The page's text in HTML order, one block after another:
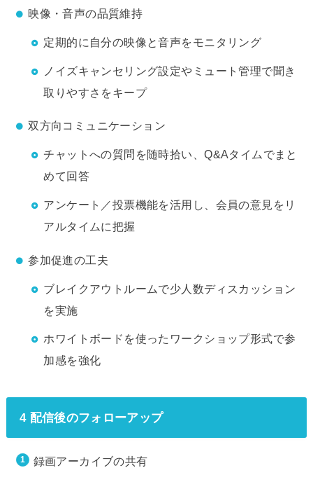
映像・音声の品質維持
定期的に自分の映像と音声をモニタリング
ノイズキャンセリング設定やミュート管理で聞き
取りやすさをキープ
双方向コミュニケーション
チャットへの質問を随時拾い、Q&Aタイムでまと
めて回答
アンケート／投票機能を活用し、会員の意見をリ
アルタイムに把握
参加促進の工夫
ブレイクアウトルームで少人数ディスカッション
を実施
ホワイトボードを使ったワークショップ形式で参
加感を強化
4 配信後のフォローアップ
録画アーカイブの共有